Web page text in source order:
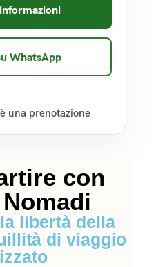
WhatsApp
una prenotazione
con
libertà della
di viaggio